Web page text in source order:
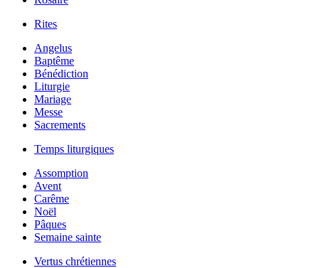
Rites
Angelus
Baptême
Bénédiction
Liturgie
Mariage
Messe
Sacrements
Temps liturgiques
Assomption
Avent
Carême
Noël
Pâques
Semaine sainte
Vertus chrétiennes